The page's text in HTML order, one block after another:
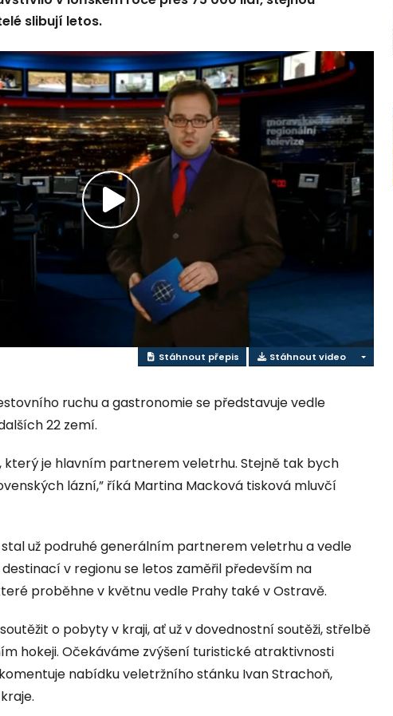
slibují letos.
Přehrát
video
Stáhnout přepis Stáhnout video
ruchu a gastronomie se představuje vedle
22 zemí.
který je hlavním partnerem veletrhu. Stejně tak bych
lázní,” říká Martina Macková tisková mluvčí
stal už podruhé generálním partnerem veletrhu a vedle
v regionu se letos zaměřil především na
proběhne v květnu vedle Prahy také v Ostravě.
o pobyty v kraji, ať už v dovednostní soutěži, střelbě
hokeji. Očekáváme zvýšení turistické atraktivnosti
nabídku veletržního stánku Ivan Strachoň,